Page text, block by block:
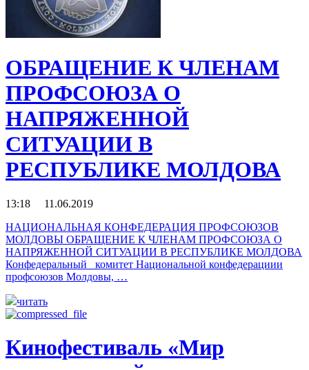
ОБРАЩЕНИЕ К ЧЛЕНАМ
ПРОФСОЮЗА О
НАПРЯЖЕННОЙ
СИТУАЦИИ В
РЕСПУБЛИКЕ МОЛДОВА
13:18 11.06.2019
НАЦИОНАЛЬНАЯ КОНФЕДЕРАЦИЯ ПРОФСОЮЗОВ
МОЛДОВЫ ОБРАЩЕНИЕ К ЧЛЕНАМ ПРОФСОЮЗА О
НАПРЯЖЕННОЙ СИТУАЦИИ В РЕСПУБЛИКЕ МОЛДОВА
Конфедеральный комитет Национальной конфедерациии
профсоюзов Молдовы, …
читать
Кинофестиваль «Мир